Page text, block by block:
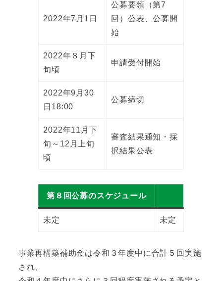
2022年7月1日
公募要領（第7
回）公表、公募開
始
2022年８月下
旬頃
申請受付開始
2022年9月30
日18:00
公募締切
2022年11月下
旬～12月上旬
頃
審査結果通知・採
択結果公表
第８回公募のスケジュール
未定 未定
事業再構築補助金は令和３年度中に合計５回実施
され、